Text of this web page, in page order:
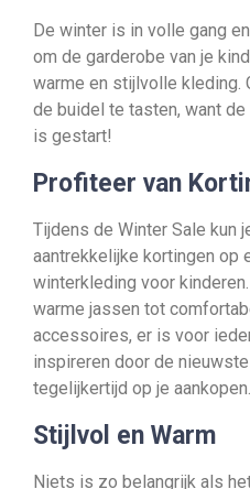
De winter is in volle gang
om de garderobe van je
warme en stijlvolle kleding.
de buidel te tasten, want
is gestart!
Profiteer van
Tijdens de Winter Sale kun
aantrekkelijke kortingen op
winterkleding voor
warme jassen tot
accessoires, er is voor
inspireren door de
tegelijkertijd op je aankopen.
Stijlvol en Warm
Niets is zo belangrijk als